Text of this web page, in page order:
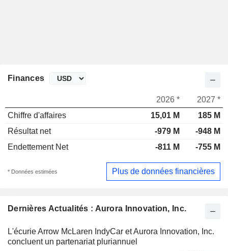
Dernières Actualités : Aurora Innovation, Inc.
L'écurie Arrow McLaren IndyCar et Aurora Innovation, Inc.
concluent un partenariat pluriannuel
Finances
2026 *
2027 *
Chiffre d'affaires
15,01 M
185 M
Résultat net
-979 M
-948 M
Endettement Net
-811 M -755 M
* Données estimées Plus de données financières